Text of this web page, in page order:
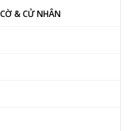
& CỬ NHÂN